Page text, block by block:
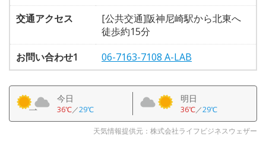
交通アクセス
[公共交通]阪神尼崎駅から北東へ
徒歩約15分
お問い合わせ1
06-7163-7108 A-LAB
今日
36℃／29℃
明日
36℃／29℃
天気情報提供元：株式会社ライフビジネスウェザー